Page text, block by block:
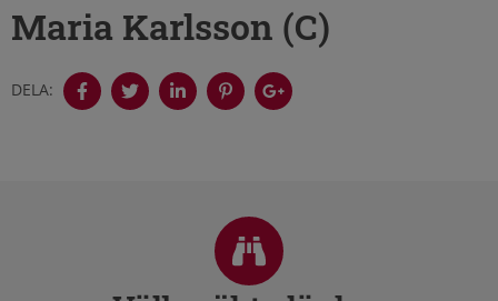
Maria Karlsson (C)
DELA: